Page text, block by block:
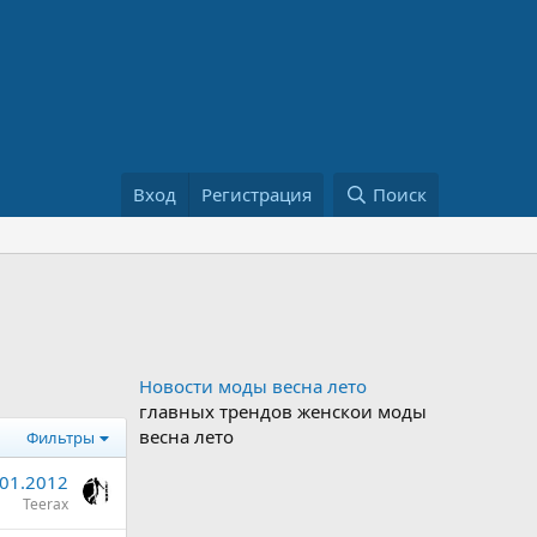
Вход Регистрация Поиск
Фильтры
Teerax
Новости моды весна лето
главных трендов женскои моды
весна лето